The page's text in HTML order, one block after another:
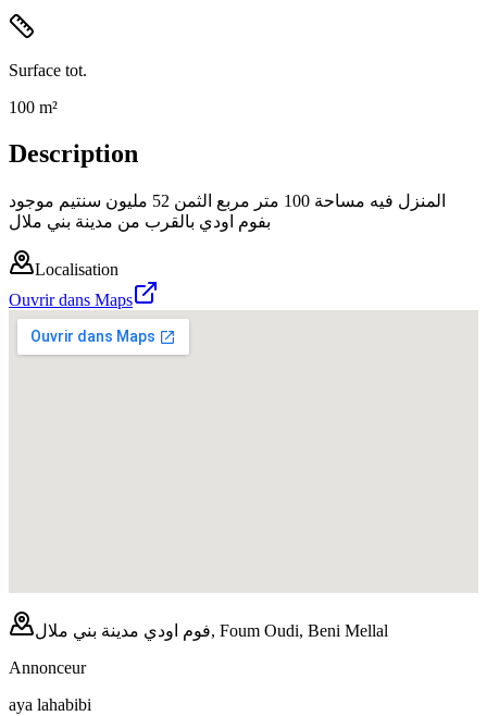
Surface tot.
100 m²
Description
المنزل فيه مساحة 100 متر مربع الثمن 52 مليون سنتيم موجود
بفوم اودي بالقرب من مدينة بني ملال
Localisation
Ouvrir dans Maps
فوم اودي مدينة بني ملال, Foum Oudi, Beni Mellal
Annonceur
aya lahabibi